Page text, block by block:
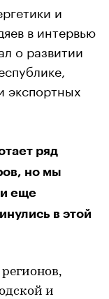
и
в интервью
о развитии
экспортных
ряд
но мы
еще
в этой
и